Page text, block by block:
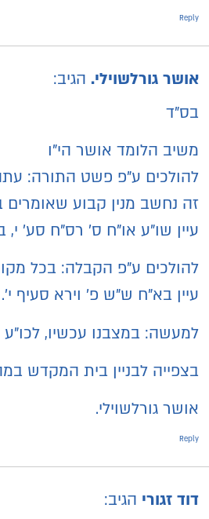
Reply
אושר גורלשוילי. הגיב:
בס"ד
משיב הלומד אושר הי"ו
להולכים ע"פ פשט התורה:
זה נחשב מנין קבוע
עיין שו"ע או"ח ס' רס"ח סע'
להולכים ע"פ הקבלה: בכל מקום שבו התקבצו 10, בין לתפילה תדירה ובין
עיין בא"ח ש"ש פ' וירא סעיף
למעשה: במצבנו עכשיו,
בצפייה לבניין בית המקדש
אושר גורלשוילי.
Reply
דוד זגורי הגיב: